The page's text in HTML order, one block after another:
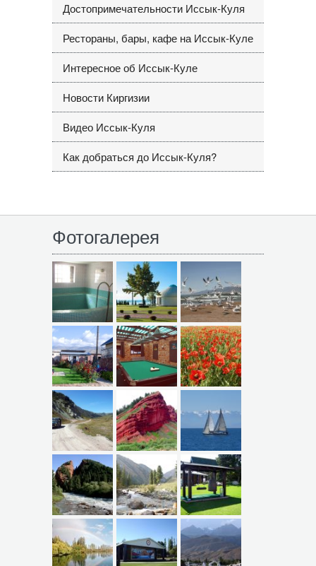
Достопримечательности Иссык-Куля
Рестораны, бары, кафе на Иссык-Куле
Интересное об Иссык-Куле
Новости Киргизии
Видео Иссык-Куля
Как добраться до Иссык-Куля?
Фотогалерея